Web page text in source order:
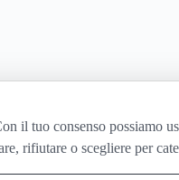
il tuo consenso possiamo
rifiutare o scegliere per